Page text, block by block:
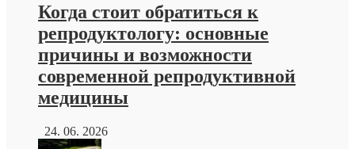
Когда стоит обратиться к
репродуктологу: основные
причины и возможности
современной репродуктивной
медицины
24. 06. 2026